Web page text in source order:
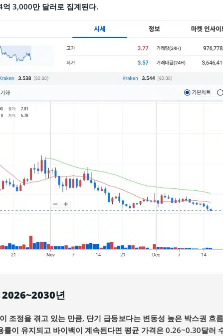
3,000만 달러로 집계된다.
2026~2030년
조정을 겪고 있는 만큼, 단기 급등보다는 변동성 높은 박스권 흐
률이 유지되고 바이백이 계속된다면 평균 가격은 0.26~0.30달러